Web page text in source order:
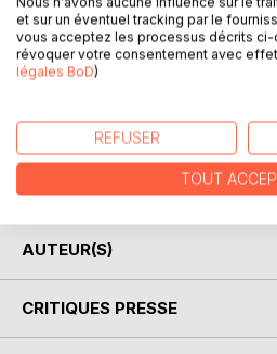
Quand la couleur inspire les mots
AUTEUR(S)
CRITIQUES PRESSE
et sur un éventuel tracking par le
vous acceptez les processus décrits ci-
révoquer votre consentement avec
légales BoD)
REFUSER
TOUT